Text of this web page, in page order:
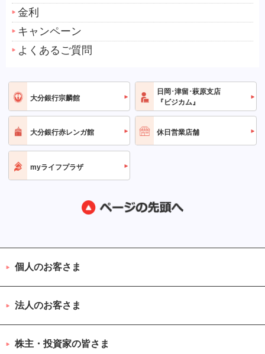
金利
キャンペーン
よくあるご質問
大分銀行宗麟館
日岡･津留･萩原支店
『ビジカム』
大分銀行赤レンガ館 休日営業店舗
myライフプラザ
個人のお客さま
法人のお客さま
株主・投資家の皆さま